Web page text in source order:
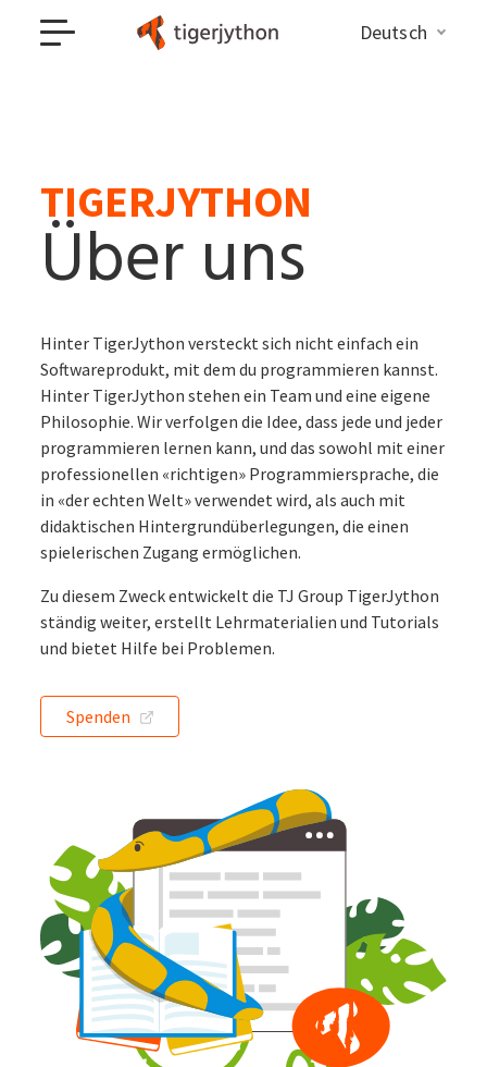
Deutsch
TIGERJYTHON
Über uns
Hinter TigerJython versteckt sich nicht einfach ein
Softwareprodukt, mit dem du programmieren kannst.
Hinter TigerJython stehen ein Team und eine eigene
Philosophie. Wir verfolgen die Idee, dass jede und jeder
programmieren lernen kann, und das sowohl mit einer
professionellen «richtigen» Programmiersprache, die
in «der echten Welt» verwendet wird, als auch mit
didaktischen Hintergrundüberlegungen, die einen
spielerischen Zugang ermöglichen.
Zu diesem Zweck entwickelt die TJ Group TigerJython
ständig weiter, erstellt Lehrmaterialien und Tutorials
und bietet Hilfe bei Problemen.
Spenden